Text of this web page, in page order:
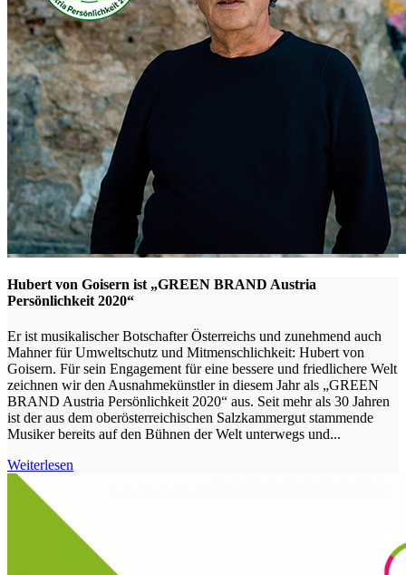
Hubert von Goisern ist „GREEN BRAND Austria
Persönlichkeit 2020“
Er ist musikalischer Botschafter Österreichs und zunehmend auch
Mahner für Umweltschutz und Mitmenschlichkeit: Hubert von
Goisern. Für sein Engagement für eine bessere und friedlichere Welt
zeichnen wir den Ausnahmekünstler in diesem Jahr als „GREEN
BRAND Austria Persönlichkeit 2020“ aus. Seit mehr als 30 Jahren
ist der aus dem oberösterreichischen Salzkammergut stammende
Musiker bereits auf den Bühnen der Welt unterwegs und...
Weiterlesen